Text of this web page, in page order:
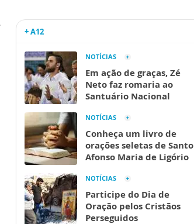
+ A12
NOTÍCIAS
Em ação de graças, Zé
Neto faz romaria ao
Santuário Nacional
NOTÍCIAS
Conheça um livro de
orações seletas de Santo
Afonso Maria de Ligório
NOTÍCIAS
Participe do Dia de
Oração pelos Cristãos
Perseguidos